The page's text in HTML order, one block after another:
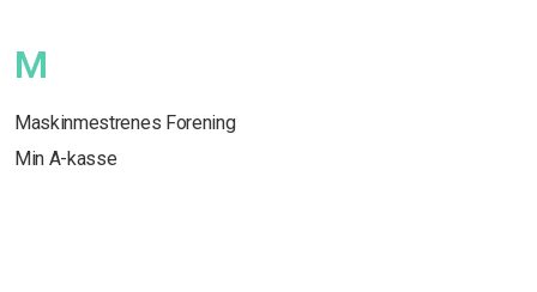
M
Maskinmestrenes Forening
Min A-kasse